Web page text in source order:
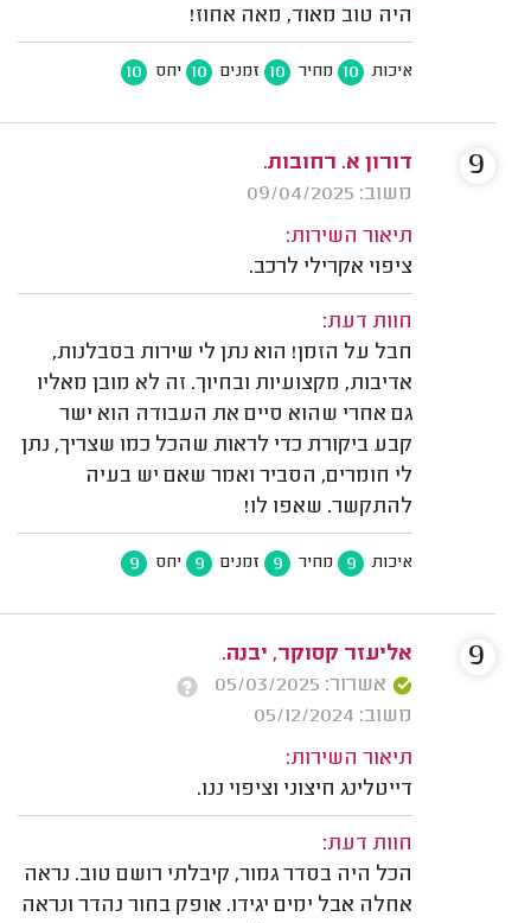
היה טוב מאוד, מאה אחוז!
איכות 10 מחיר 10 זמנים 10 יחס 10
דורון א. רחובות.
משוב: 09/04/2025
תיאור השירות:
ציפוי אקרילי לרכב.
חוות דעת:
חבל על הזמן! הוא נתן לי שירות בסבלנות,
אדיבות, מקצועיות ובחיוך. זה לא מובן מאליו
גם אחרי שהוא סיים את העבודה הוא ישר
קבע ביקורת כדי לראות שהכל כמו שצריך, נתן
לי חומרים, הסביר ואמר שאם יש בעיה
להתקשר. שאפו לו!
איכות 9 מחיר 9 זמנים 9 יחס 9
9
אליעזר קסוקר, יבנה.
אשרור: 05/03/2025
משוב: 05/12/2024
תיאור השירות:
דייטלינג חיצוני וציפוי ננו.
חוות דעת:
הכל היה בסדר גמור, קיבלתי רושם טוב. נראה
אחלה אבל ימים יגידו. אופק בחור נהדר ונראה
9